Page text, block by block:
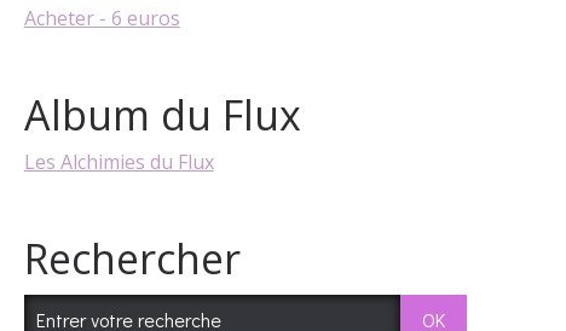
Acheter - 6 euros
Album du Flux
Les Alchimies du Flux
Rechercher